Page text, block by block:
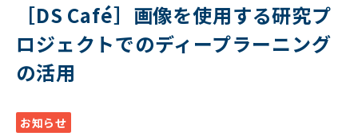
［DS Café］画像を使用する研究プ
ロジェクトでのディープラーニング
の活用
お知らせ